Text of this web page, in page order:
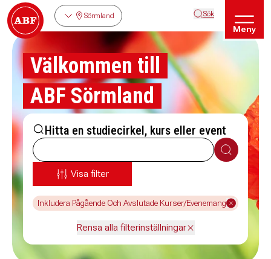
Sörmland Sök
Meny
Välkommen till
ABF Sörmland
Hitta en studiecirkel, kurs eller event
Sök
Visa filter
Inkludera Pågående Och Avslutade Kurser/Evenemang
Rensa alla filterinställningar